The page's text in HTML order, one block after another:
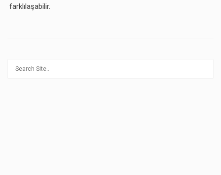
farklılaşabilir.